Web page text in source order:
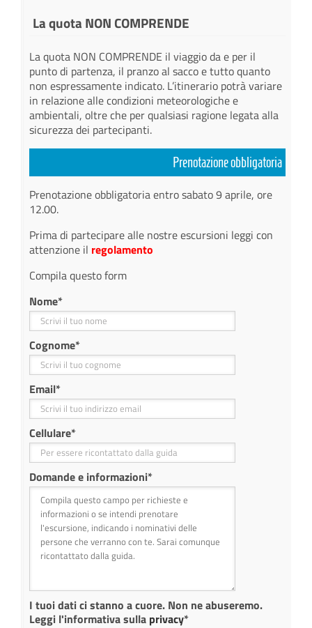
La quota NON COMPRENDE
La quota NON COMPRENDE il viaggio da e per il
punto di partenza, il pranzo al sacco e tutto quanto
non espressamente indicato. L’itinerario potrà variare
in relazione alle condizioni meteorologiche e
ambientali, oltre che per qualsiasi ragione legata alla
sicurezza dei partecipanti.
Prenotazione obbligatoria
Prenotazione obbligatoria entro sabato 9 aprile, ore
12.00.
Prima di partecipare alle nostre escursioni leggi con
attenzione il regolamento
Compila questo form
Nome*
Cognome*
Email*
Cellulare*
Domande e informazioni*
I tuoi dati ci stanno a cuore. Non ne abuseremo.
Leggi l'informativa sulla privacy*